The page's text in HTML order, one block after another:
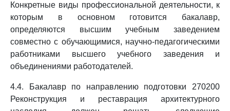
Конкретные виды профессиональной деятельности, к
которым в основном готовится бакалавр,
определяются высшим учебным заведением
совместно с обучающимися, научно-педагогическими
работниками высшего учебного заведения и
объединениями работодателей.
4.4. Бакалавр по направлению подготовки 270200
Реконструкция и реставрация архитектурного